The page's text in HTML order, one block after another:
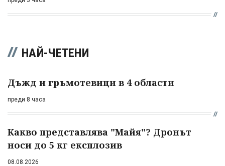
НАЙ-ЧЕТЕНИ
Дъжд и гръмотевици в 4 области
преди 8 часа
Какво представлява "Майя"? Дронът
носи до 5 кг експлозив
08.08.2026